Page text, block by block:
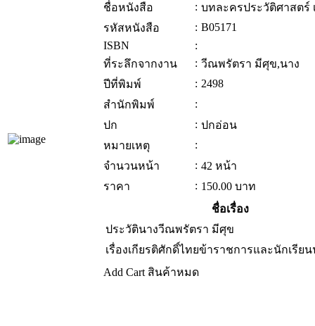
ชื่อหนังสือ : บทละครประวัติศาสตร์
รหัสหนังสือ
: B05171
ISBN
:
ที่ระลึกจากงาน
: วีณพรัตรา มีศุข,นาง
ปีที่พิมพ์
: 2498
สำนักพิมพ์
:
ปก
: ปกอ่อน
หมายเหตุ
:
จำนวนหน้า
: 42 หน้า
ราคา
: 150.00 บาท
ชื่อเรื่อง
ประวัตินางวีณพรัตรา มีศุข
เรื่องเกียรติศักดิ์ไทยข้าราชการและนักเรีย
Add Cart สินค้าหมด